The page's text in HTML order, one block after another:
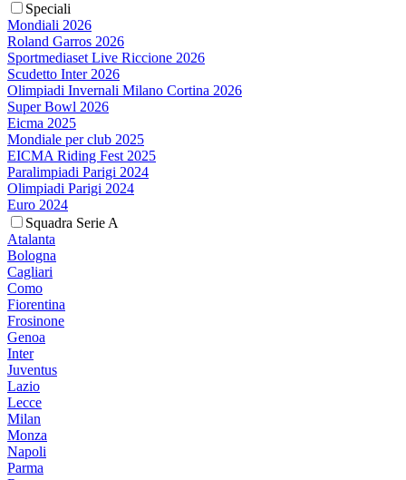
Speciali
Mondiali 2026
Roland Garros 2026
Sportmediaset Live Riccione 2026
Scudetto Inter 2026
Olimpiadi Invernali Milano Cortina 2026
Super Bowl 2026
Eicma 2025
Mondiale per club 2025
EICMA Riding Fest 2025
Paralimpiadi Parigi 2024
Olimpiadi Parigi 2024
Euro 2024
Squadra Serie A
Atalanta
Bologna
Cagliari
Como
Fiorentina
Frosinone
Genoa
Inter
Juventus
Lazio
Lecce
Milan
Monza
Napoli
Parma